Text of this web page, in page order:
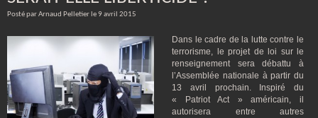
Posté par Arnaud Pelletier le 9 avril 2015
Dans le cadre de la lutte contre le
terrorisme, le projet de loi sur le
renseignement sera débattu à
l’Assemblée nationale à partir du
13 avril prochain. Inspiré du
« Patriot Act » américain, il
autorisera entre autres